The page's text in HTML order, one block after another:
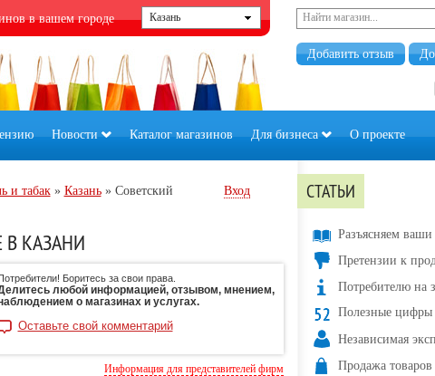
в вашем городе
Добавить отзыв
Новости Каталог магазинов Для бизнеса О проекте
и табак» Казань» Советский
Вход
В КАЗАНИ
Боритесь за свои права.
любой информацией, отзывом, мнением,
о магазинах и услугах.
Оставьте свой комментарий
Информация для представителей фирм
СТАТЬИ
Разъясняем ваши
Претензии к
Потребителю на
Полезные цифры
Независимая
Продажа товаров